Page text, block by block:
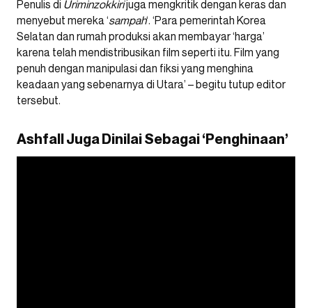
Penulis di Uriminzokkirijuga mengkritik dengan keras dan
menyebut mereka ‘sampah‘. ‘Para pemerintah Korea
Selatan dan rumah produksi akan membayar ‘harga’
karena telah mendistribusikan film seperti itu. Film yang
penuh dengan manipulasi dan fiksi yang menghina
keadaan yang sebenarnya di Utara’ – begitu tutup editor
tersebut.
Ashfall Juga Dinilai Sebagai ‘Penghinaan’